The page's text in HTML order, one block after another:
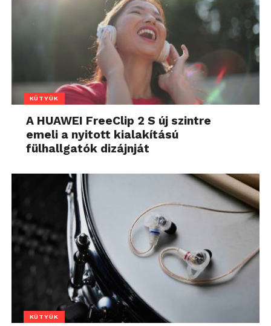
KÜTYÜK
A HUAWEI FreeClip 2 S új szintre
emeli a nyitott kialakítású
fülhallgatók dizájnját
KÜTYÜK